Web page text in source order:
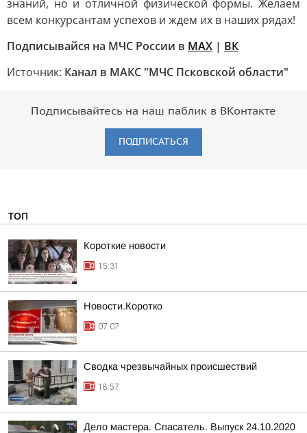
знаний, но и отличной физической формы. Желаем
всем конкурсантам успехов и ждем их в наших рядах!
Подписывайся на МЧС России в MAX | ВК
Источник: Канал в МАКС "МЧС Псковской области"
Подписывайтесь на наш паблик в ВКонтакте
ПОДПИСАТЬСЯ
ТОП
Короткие новости
15:31
Новости.Коротко
07:07
Сводка чрезвычайных происшествий
18:57
Дело мастера. Спасатель. Выпуск 24.10.2020